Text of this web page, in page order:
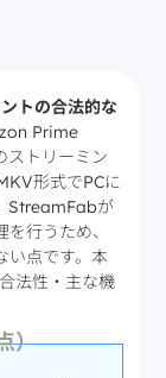
トの合法的な
Prime
トリーミン
形式でPCに
StreamFabが
行うため、
い点です。本
法性・主な機
）